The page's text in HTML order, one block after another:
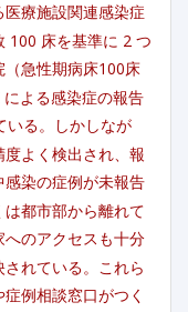
療施設関連感染症
100 床を基準に 2 つ
急性期病床100床
よる感染症の報告
いる。しかしなが
よく検出され、報
染の症例が未報告
都市部から離れて
のアクセスも十分
れている。これら
例相談窓口がつく